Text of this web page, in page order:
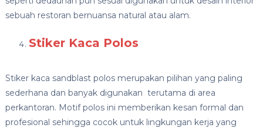
sebuah restoran bernuansa natural atau alam.
Stiker Kaca Polos
Stiker kaca sandblast polos merupakan pilihan yang paling
sederhana dan banyak digunakan terutama di area
perkantoran. Motif polos ini memberikan kesan formal dan
profesional sehingga cocok untuk lingkungan kerja yang